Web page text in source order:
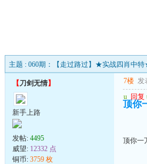
主题 : 060期：【走过路过】★实战四肖中特
【刀剑无情】
新手上路
发帖: 4495
威望: 12332 点
铜币: 3759 枚
7楼 发
u 回复
顶你
顶你一